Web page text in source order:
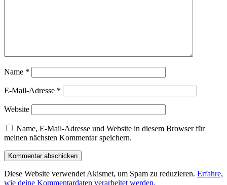
Name *
E-Mail-Adresse *
Website
Name, E-Mail-Adresse und Website in diesem Browser für
meinen nächsten Kommentar speichern.
Diese Website verwendet Akismet, um Spam zu reduzieren. Erfahre,
wie deine Kommentardaten verarbeitet werden.